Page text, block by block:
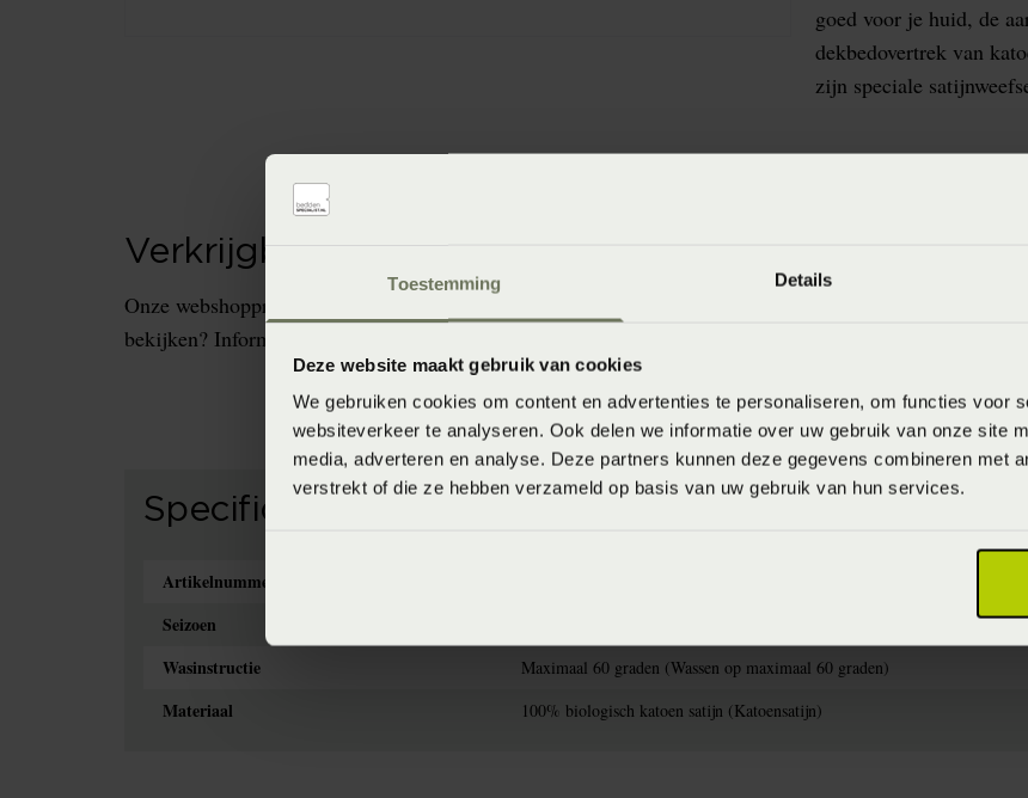
Toestemming Details
Deze website maakt gebruik van cookies
We gebruiken cookies om content en advertenties te personaliseren, om functies voor
websiteverkeer te analyseren. Ook delen we informatie over uw gebruik van onze site
media, adverteren en analyse. Deze partners kunnen deze gegevens combineren met
verstrekt of die ze hebben verzameld op basis van uw gebruik van hun services.
goed voor je huid, de
dekbedovertrek van
zijn speciale
Verkrijgbaarheid in de winkels
Onze webshopproducten zijn niet altijd verkrijgbaar in de winkel. Wil je het product in de winkel
bekijken? Informeer dan eerst naar de beschikbaarheid.
Specificaties
Artikelnummer
Seizoen
Wasinstructie Maximaal 60 graden (Wassen op maximaal 60 graden)
Materiaal 100% biologisch katoen satijn (Katoensatijn)